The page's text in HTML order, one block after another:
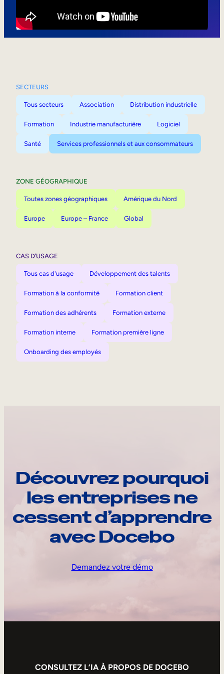
SECTEURS
Tous secteurs Association Distribution industrielle
Formation Industrie manufacturière Logiciel
Santé Services professionnels et aux consommateurs
ZONE GÉOGRAPHIQUE
Toutes zones géographiques Amérique du Nord
Europe Europe – France Global
CAS D’USAGE
Tous cas d'usage Développement des talents
Formation à la conformité Formation client
Formation des adhérents Formation externe
Formation interne Formation première ligne
Onboarding des employés
Découvrez pourquoi
les entreprises ne
cessent d’apprendre
avec Docebo
Demandez votre démo
CONSULTEZ L’IA À PROPOS DE DOCEBO